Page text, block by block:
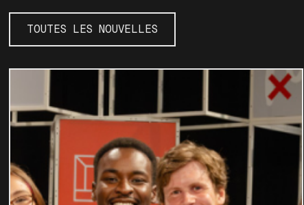
TOUTES LES NOUVELLES